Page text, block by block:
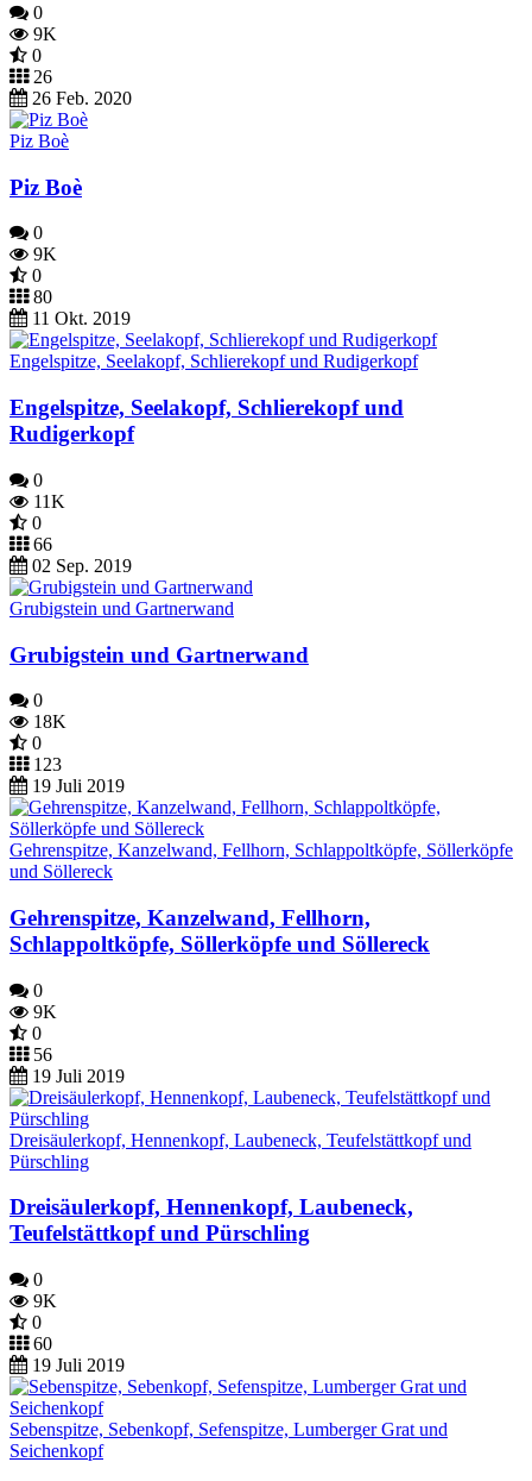
0
9K
0
26
26 Feb. 2020
Piz Boè
Piz Boè
0
9K
0
80
11 Okt. 2019
Engelspitze, Seelakopf, Schlierekopf und Rudigerkopf
Engelspitze, Seelakopf, Schlierekopf und
Rudigerkopf
0
11K
0
66
02 Sep. 2019
Grubigstein und Gartnerwand
Grubigstein und Gartnerwand
0
18K
0
123
19 Juli 2019
Gehrenspitze, Kanzelwand, Fellhorn, Schlappoltköpfe, Söllerköpfe
und Söllereck
Gehrenspitze, Kanzelwand, Fellhorn,
Schlappoltköpfe, Söllerköpfe und Söllereck
0
9K
0
56
19 Juli 2019
Dreisäulerkopf, Hennenkopf, Laubeneck, Teufelstättkopf und
Pürschling
Dreisäulerkopf, Hennenkopf, Laubeneck,
Teufelstättkopf und Pürschling
0
9K
0
60
19 Juli 2019
Sebenspitze, Sebenkopf, Sefenspitze, Lumberger Grat und
Seichenkopf